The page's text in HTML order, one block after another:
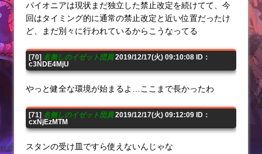
パイオニアは現状まだ独立した禁止改定を続けてて、今
回はタイミング的に通常の禁止改定と近い位置だったけ
ど、まだ別々に行われているからこうなってる
[70] 名無しのイゼット団員2019/12/17(火) 09:10:08 ID：
c3NDE4MjU
やっと健全な環境が始まるよ…ここまで長かったわ
[71] 名無しのイゼット団員2019/12/17(火) 09:12:09 ID：
cxNjEzMTM
スタンの受け皿ですら使えないんじゃな